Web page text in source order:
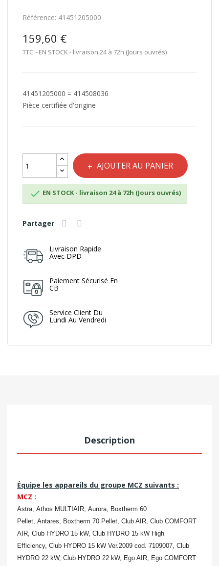
Référence: 41451205000
159,60 €
TTC EN STOCK - livraison 24 à 72h (Jours ouvrés)
41451205000 = 414508036
Pièce certifiée d'origine
AJOUTER AU PANIER
 EN STOCK - livraison 24 à 72h (Jours ouvrés)
Partager
Livraison Rapide
Avec DPD
Paiement Sécurisé En
CB
Service Client Du
Lundi Au Vendredi
Description
Équipe les appareils du groupe MCZ suivants :
MCZ :
Astra, Athos MULTIAIR, Aurora, Boxtherm 60
Pellet, Antares, Boxtherm 70 Pellet, Club AIR, Club COMFORT
AIR, Club HYDRO 15 kW, Club HYDRO 15 kW High
Efficiency, Club HYDRO 15 kW Ver.2009 cod. 7109007, Club
HYDRO 22 kW, Club HYDRO 22 kW, Ego AIR, Ego COMFORT